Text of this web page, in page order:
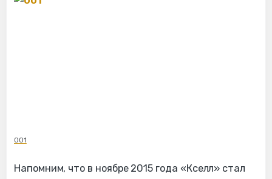
001
Напомним, что в ноябре 2015 года «Кселл» стал